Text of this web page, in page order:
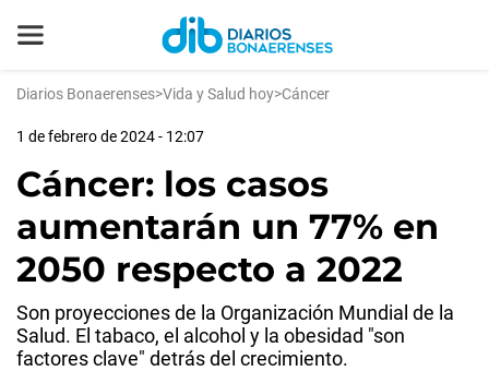
Diarios Bonaerenses>Vida y Salud hoy>Cáncer
1 de febrero de 2024 - 12:07
Cáncer: los casos
aumentarán un 77% en
2050 respecto a 2022
Son proyecciones de la Organización Mundial de la
Salud. El tabaco, el alcohol y la obesidad "son
factores clave" detrás del crecimiento.